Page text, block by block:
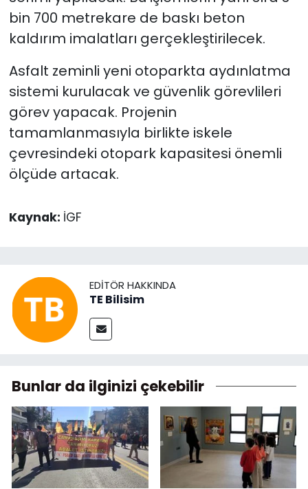
bin 700 metrekare de baskı beton
kaldırım imalatları gerçekleştirilecek.
Asfalt zeminli yeni otoparkta aydınlatma
sistemi kurulacak ve güvenlik görevlileri
görev yapacak. Projenin
tamamlanmasıyla birlikte iskele
çevresindeki otopark kapasitesi önemli
ölçüde artacak.
Kaynak: İGF
EDITÖR HAKKINDA
TE Bilisim
Bunlar da ilginizi çekebilir